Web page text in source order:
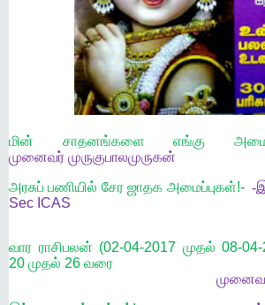
மின் சாதனங்களை எங்கு
முனைவர் முருகுபாலமுருகன்
அரசுப் பணியில் சேர ஜாதக அமைப்புகள்!--
Sec ICAS
வார ராசிபலன் (02-04-2017 முதல் 08-
20 முதல் 26 வரை